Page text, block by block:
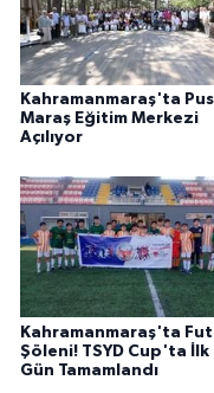
Kahramanmaraş'ta
Maraş Eğitim Merkezi
Açılıyor
Kahramanmaraş'ta
Şöleni! TSYD Cup'ta
Gün Tamamlandı